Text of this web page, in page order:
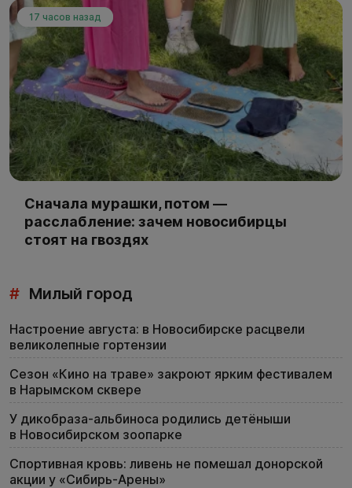
17 часов назад
Сначала мурашки, потом —
расслабление: зачем новосибирцы
стоят на гвоздях
# Милый город
Настроение августа: в Новосибирске расцвели
великолепные гортензии
Сезон «Кино на траве» закроют ярким фестивалем
в Нарымском сквере
У дикобраза-альбиноса родились детёныши
в Новосибирском зоопарке
Спортивная кровь: ливень не помешал донорской
акции у «Сибирь-Арены»